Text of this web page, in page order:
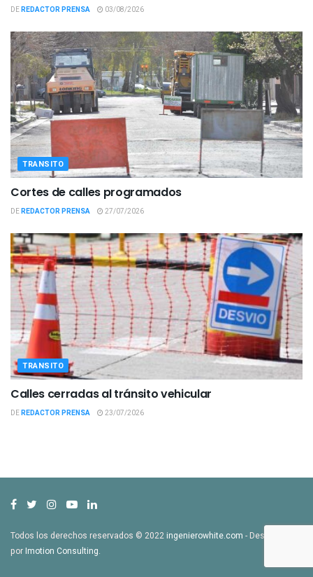
DEREDACTOR PRENSA 03/08/2026
TRANSITO
Cortes de calles programados
DEREDACTOR PRENSA 27/07/2026
TRANSITO
Calles cerradas al tránsito vehicular
DEREDACTOR PRENSA 23/07/2026
Todos los derechos reservados © 2022ingenierowhite.com - Desarrollado
porImotion Consulting.